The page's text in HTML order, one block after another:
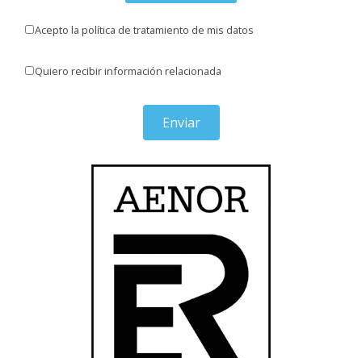
Acepto la política de tratamiento de mis datos
Quiero recibir información relacionada
Enviar